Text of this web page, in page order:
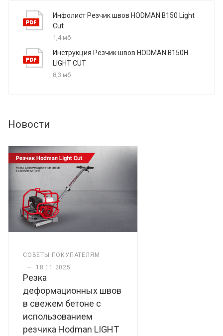
Инфолист Резчик швов HODMAN B150 Light
Cut
1,4 мб
Инструкция Резчик швов HODMAN B150H
LIGHT CUT
8,3 мб
Новости
СОВЕТЫ ПОКУПАТЕЛЯМ
—
18.11.2025
Резка
деформационных швов
в свежем бетоне с
использованием
резчика Hodman LIGHT